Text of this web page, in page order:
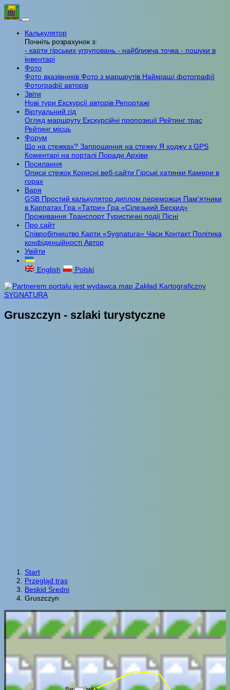
Калькулятор
Почніть розрахунок з:
- карти гірських угруповань - найближча точка - пошуки в
інвентарі
Фото
Фото вказівників Фото з маршрутів Найкращі фотографії
Фотографії авторів
Звіти
Нові тури Екскурсії авторів Репортажі
Віртуальний гід
Огляд маршруту Екскурсійні пропозиції Рейтинг трас
Рейтинг місць
Форум
Що на стежках? Запрошення на стежку Я ходжу з GPS
Коментарі на порталі Поради Архіви
Посилання
Описи стежок Корисні веб-сайти Гірські хатинки Камери в
горах
Варя
GSB Простий калькулятор диплом переможця Пам'ятники
в Карпатах Гра «Татри» Гра «Сілезький Бескид»
Проживання ТранспортТуристичні події Пісні
Про сайт
Співробітництво Карти «Sygnatura» Часи Контакт Політика
конфіденційності Автор
Увійти
English Polski
Gruszczyn - szlaki turystyczne
Start
Przegląd tras
Beskid Średni
Gruszczyn